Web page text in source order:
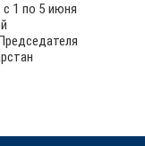
1 по 5 июня